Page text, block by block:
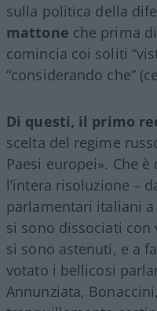
sulla politica della
mattone che prima
comincia coi soliti
“considerando che”
Di questi, il primo
scelta del regime
Paesi europei». Che
l’intera risoluzione –
parlamentari italiani
si sono dissociati
si sono astenuti, e a
votato i bellicosi
Annunziata,